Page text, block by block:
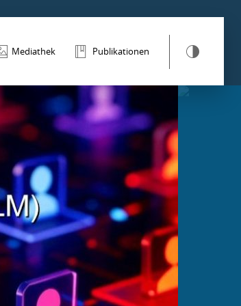
Mediathek Publikationen